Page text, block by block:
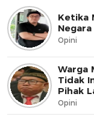
Ketika
Negara
Opini
Warga
Tidak
Pihak
Opini